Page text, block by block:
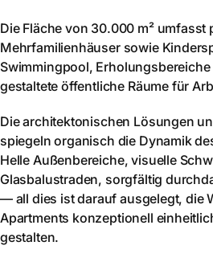
Die Fläche von 30.000 m² umfasst
Mehrfamilienhäuser sowie
Swimmingpool,
gestaltete öffentliche Räume für
Die architektonischen Lösungen
spiegeln organisch die Dynamik
Helle Außenbereiche, visuelle
Glasbalustraden, sorgfältig
— all dies ist darauf ausgelegt, die
Apartments konzeptionell
gestalten.